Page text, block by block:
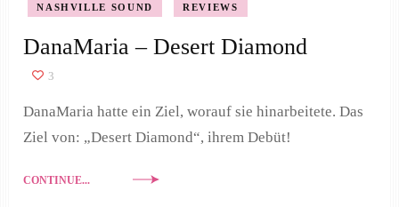
NASHVILLE SOUND REVIEWS
DanaMaria – Desert Diamond
3
DanaMaria hatte ein Ziel, worauf sie hinarbeitete. Das
Ziel von: „Desert Diamond“, ihrem Debüt!
CONTINUE...